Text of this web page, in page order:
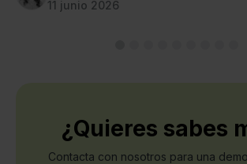
11 junio 2026
¿Quieres sabes
Contacta con nosotros para una